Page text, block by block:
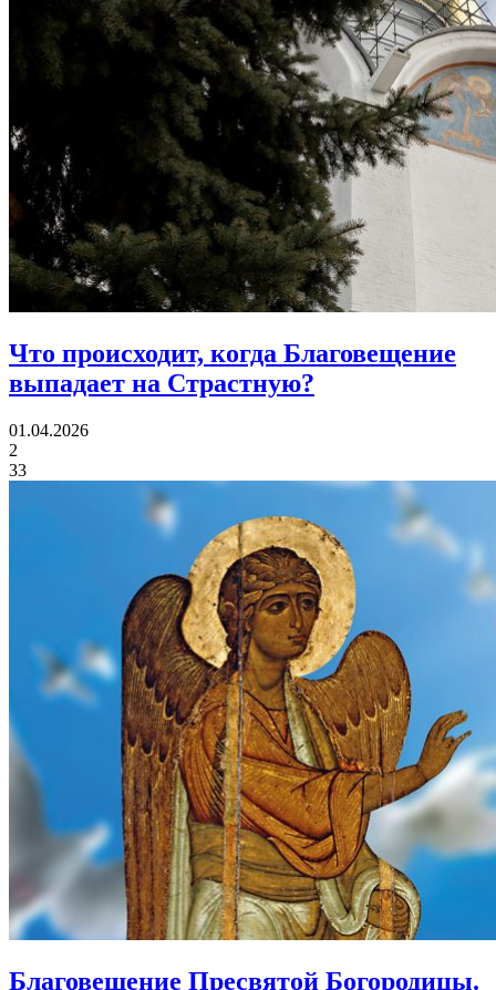
Что происходит, когда Благовещение
выпадает на Страстную?
01.04.2026
2
33
Благовещение Пресвятой Богородицы.